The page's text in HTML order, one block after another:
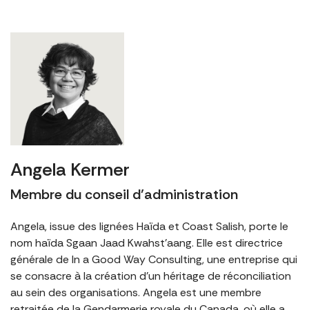
Angela Kermer
Membre du conseil d’administration
Angela, issue des lignées Haïda et Coast Salish, porte le
nom haïda Sgaan Jaad Kwahst’aang. Elle est directrice
générale de In a Good Way Consulting, une entreprise qui
se consacre à la création d’un héritage de réconciliation
au sein des organisations. Angela est une membre